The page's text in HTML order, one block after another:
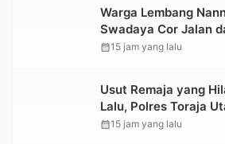
Warga Lembang
Swadaya Cor Jalan
Jembatan
calendar_month15 jam yang lalu
Usut Remaja yang
Lalu, Polres Toraja
Datangi TKP
calendar_month15 jam yang lalu